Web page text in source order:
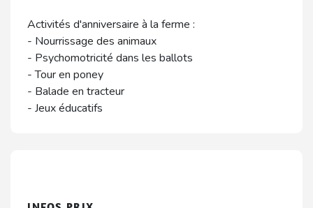
Activités d'anniversaire à la ferme :
- Nourrissage des animaux
- Psychomotricité dans les ballots
- Tour en poney
- Balade en tracteur
- Jeux éducatifs